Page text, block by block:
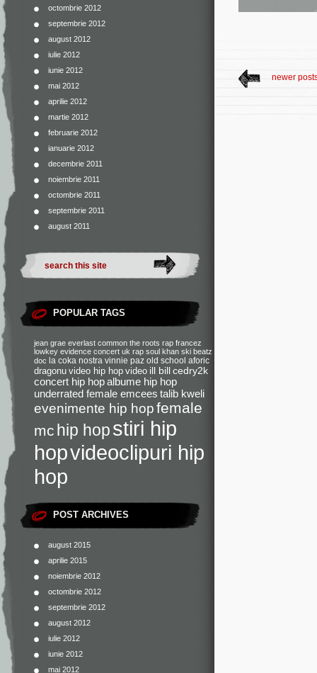
octombrie 2012
septembrie 2012
august 2012
iulie 2012
iunie 2012
mai 2012
aprilie 2012
martie 2012
februarie 2012
ianuarie 2012
decembrie 2011
noiembrie 2011
octombrie 2011
septembrie 2011
august 2011
POPULAR TAGS
jean grae everlast common the roots rap francez
lowkey evidence concert uk rap soul khan ski beatz
doc la coka nostra vinnie paz old school aforic
dragonu video hip hop video ill bill cedry2k
concert hip hopalbume hip hop
underrated female emcees talib kweli
evenimente hip hopfemale
mc hip hopstiri hip
hopvideoclipuri hip
hop
POST ARCHIVES
august 2015
aprilie 2015
noiembrie 2012
octombrie 2012
septembrie 2012
august 2012
iulie 2012
iunie 2012
mai 2012
newer